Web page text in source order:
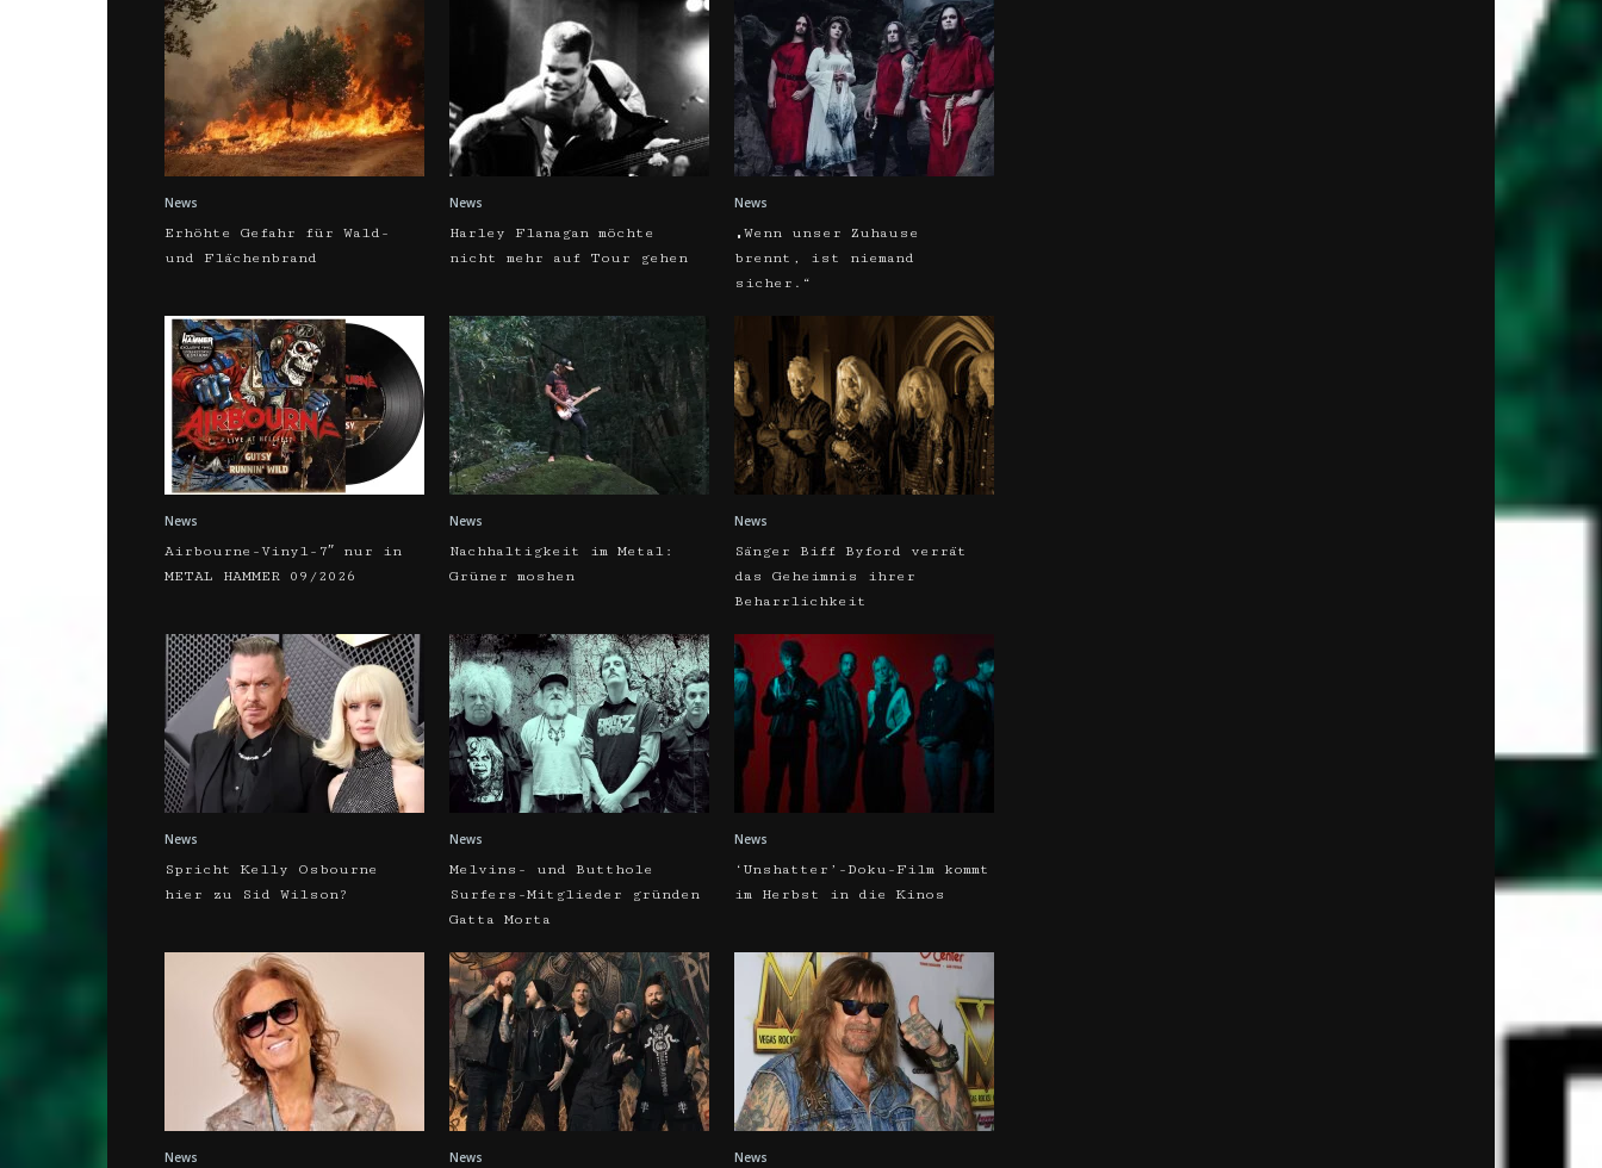
News
Erhöhte Gefahr für Wald-
und Flächenbrand
News
Harley Flanagan möchte
nicht mehr auf Tour gehen
News
„Wenn unser Zuhause
brennt, ist niemand
sicher.“
News
Airbourne-Vinyl-7″ nur in
METAL HAMMER 09/2026
News
Nachhaltigkeit im Metal:
Grüner moshen
News
Sänger Biff Byford verrät
das Geheimnis ihrer
Beharrlichkeit
News
Spricht Kelly Osbourne
hier zu Sid Wilson?
News
Melvins- und Butthole
Surfers-Mitglieder gründen
Gatta Morta
News
‘Unshatter’-Doku-Film kommt
im Herbst in die Kinos
News News News